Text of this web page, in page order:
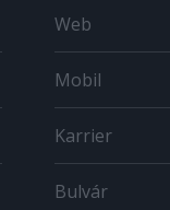
Web
Mobil
Karrier
Bulvár